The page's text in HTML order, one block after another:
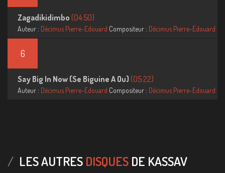
Zagadikidimbo (04:50)
Auteur : Décimus Pierre-Edouard Compositeur : Décimus Pierre-Edouard
6
Say Big In Now (Se Biguine A Ou) (05:22)
Auteur : Décimus Pierre-Edouard Compositeur : Décimus Pierre-Edouard
LES AUTRES DISQUES DE KASSAV